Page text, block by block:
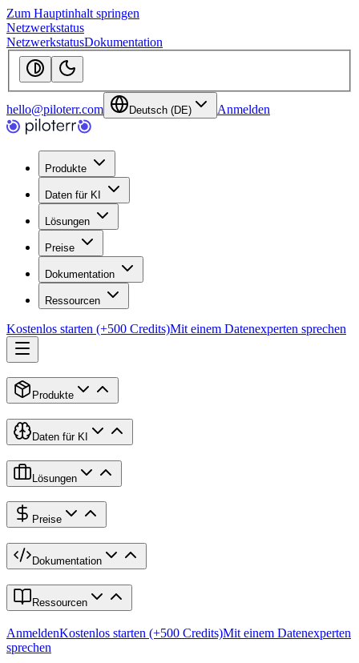
Zum Hauptinhalt springen
Netzwerkstatus
NetzwerkstatusDokumentation
hello@piloterr.com Deutsch (DE) Anmelden
Produkte
Daten für KI
Lösungen
Preise
Dokumentation
Ressourcen
Kostenlos starten (+500 Credits)Mit einem Datenexperten sprechen
Produkte
Daten für KI
Lösungen
Preise
Dokumentation
Ressourcen
AnmeldenKostenlos starten (+500 Credits)Mit einem Datenexperten
sprechen